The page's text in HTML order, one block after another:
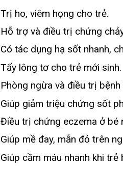
Trị ho, viêm họng cho trẻ.
Hỗ trợ và điều trị chứng
Có tác dụng hạ sốt nhanh,
Tẩy lông tơ cho trẻ mới sinh.
Phòng ngừa và điều trị
Giúp giảm triệu chứng sốt
Điều trị chứng eczema ở bé
Giúp mề đay, mẫn đỏ trên
Giúp cầm máu nhanh khi trẻ